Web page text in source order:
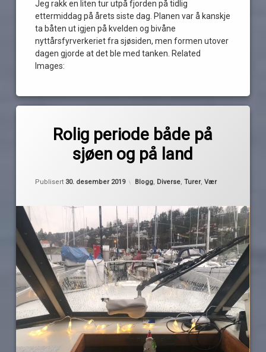
Jeg rakk en liten tur utpå fjorden på tidlig
ettermiddag på årets siste dag. Planen var å kanskje
ta båten ut igjen på kvelden og bivåne
nyttårsfyrverkeriet fra sjøsiden, men formen utover
dagen gjorde at det ble med tanken. Related
Images:
Rolig periode både på
sjøen og på land
Publisert 30. desember 2019
Oppdatert 30. desember 2019
Kategorier:
Blogg, Diverse,Turer,Vær
oppsummering
overnatting
romjul
Tur
vær